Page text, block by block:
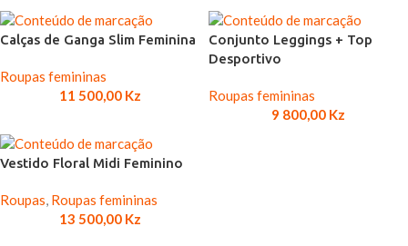
Calças de Ganga Slim Feminina
Roupas femininas
11 500,00 Kz
Conjunto Leggings + Top
Desportivo
Roupas femininas
9 800,00 Kz
Vestido Floral Midi Feminino
Roupas, Roupas femininas
13 500,00 Kz